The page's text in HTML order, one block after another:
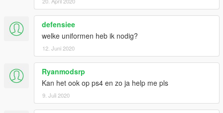
defensiee
welke uniformen heb ik nodig?
12. Juni 2020
Ryanmodsrp
Kan het ook op ps4 en zo ja help me pls
9. Juli 2020